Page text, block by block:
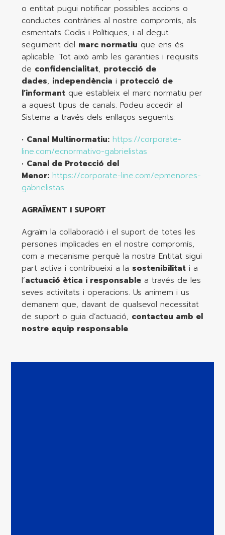
o entitat pugui notificar possibles accions o
conductes contràries al nostre compromís, als
esmentats Codis i Polítiques, i al degut
seguiment del marc normatiu que ens és
aplicable. Tot això amb les garanties i requisits
de confidencialitat, protecció de
dades, independència i protecció de
l’informantque estableix el marc normatiu per
a aquest tipus de canals. Podeu accedir al
Sistema a través dels enllaços següents:
• Canal Multinormatiu: https://corporate-
line.com/ecnormativo-gabrielistas
• Canal de Protecció del
Menor: https://corporate-line.com/epmenores-
gabrielistas
AGRAÏMENT I SUPORT
Agraïm la col·laboració i el suport de totes les
persones implicades en el nostre compromís,
com a mecanisme perquè la nostra Entitat sigui
part activa i contribueixi a la sostenibilitati a
l’actuació ètica i responsablea través de les
seves activitats i operacions. Us animem i us
demanem que, davant de qualsevol necessitat
de suport o guia d’actuació, contacteu amb el
nostre equip responsable.